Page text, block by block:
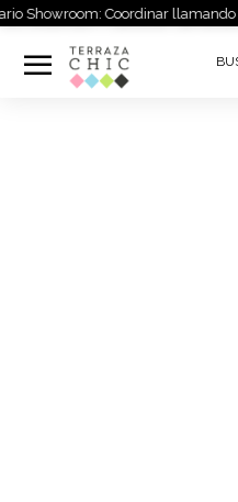
Showroom: Coordinar llamando